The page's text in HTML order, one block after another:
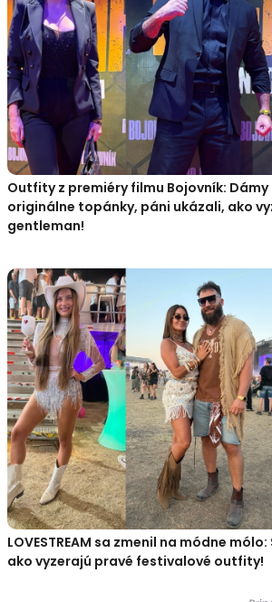
Outfity z premiéry filmu Bojovník:
originálne topánky, páni ukázali, ako
gentleman!
LOVESTREAM sa zmenil na módne
ako vyzerajú pravé festivalové outfity!